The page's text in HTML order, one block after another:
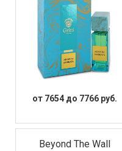
от 7654 до 7766 руб.
Beyond The Wall